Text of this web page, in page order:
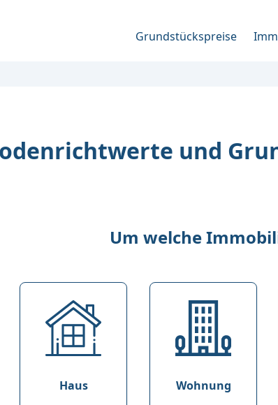
Grundstückspreise
und
Um welche
Haus Wohnung